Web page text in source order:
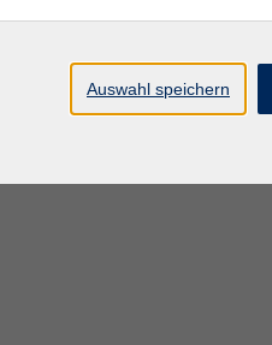
Auswahl speichern